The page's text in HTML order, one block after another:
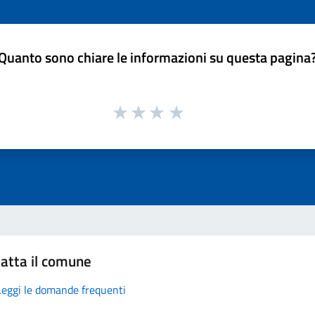
sono chiare le informazioni su questa
il comune
le domande frequenti